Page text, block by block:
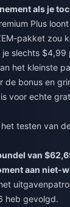
als je
Plus
pakket zou
je slechts
het kleinste
de bonus en
voor echte
testen van
van
aan niet-
heb gevolgd.